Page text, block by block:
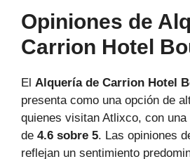
Opiniones de
Carrion Hotel
El Alquería de Carrion Hotel
presenta como una opción de
quienes visitan Atlixco, con
de 4.6 sobre 5. Las opiniones
reflejan un sentimiento